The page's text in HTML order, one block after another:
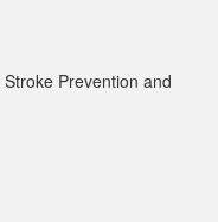
Prevention and